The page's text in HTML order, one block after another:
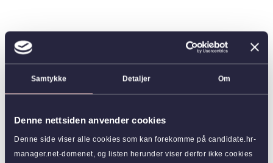
Samtykke Detaljer Om
Denne nettsiden anvender cookies
Denne side viser alle cookies som kan forekomme på candidate.hr-
manager.net-domenet, og listen herunder viser derfor ikke cookies